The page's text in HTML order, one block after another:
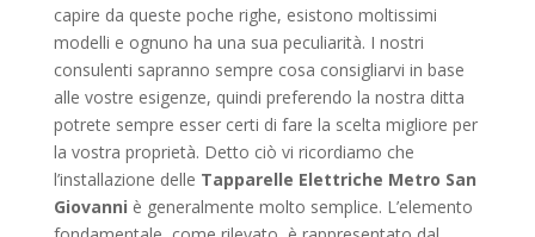
capire da queste poche righe, esistono moltissimi
modelli e ognuno ha una sua peculiarità. I nostri
consulenti sapranno sempre cosa consigliarvi in base
alle vostre esigenze, quindi preferendo la nostra ditta
potrete sempre esser certi di fare la scelta migliore per
la vostra proprietà. Detto ciò vi ricordiamo che
l’installazione delle Tapparelle Elettriche Metro San
Giovanni è generalmente molto semplice. L’elemento